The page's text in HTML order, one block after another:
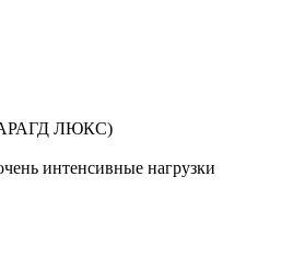
ЛЮКС)
интенсивные нагрузки